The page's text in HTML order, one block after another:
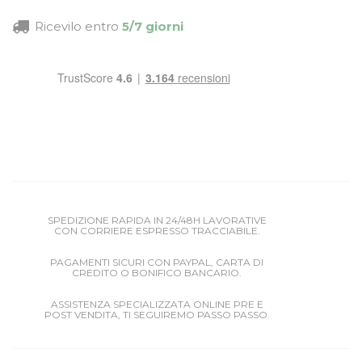
Ricevilo entro 5/7 giorni
SPEDIZIONE RAPIDA IN 24/48H LAVORATIVE
CON CORRIERE ESPRESSO TRACCIABILE.
PAGAMENTI SICURI CON PAYPAL, CARTA DI
CREDITO O BONIFICO BANCARIO.
ASSISTENZA SPECIALIZZATA ONLINE PRE E
POST VENDITA, TI SEGUIREMO PASSO PASSO.